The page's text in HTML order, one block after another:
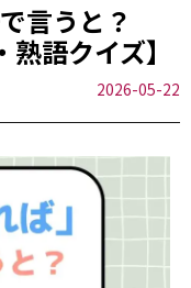
言うと？
語クイズ】
2026-05-22